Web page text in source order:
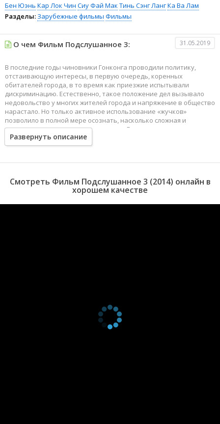
Бен Юэнь Кар Лок Чин Сиу Фай Мак Тинь Сэнг ЛангКа Ва Лам
Разделы: Зарубежные фильмы Фильмы
О чем Фильм Подслушанное 3: 31.05.2019
В последние годы чиновники Гонконга проводили политику,
отстаивающую интересы, в первую очередь, коренных
обитателей города, в то время как приезжие испытывали
дискриминацию. Естественно, такое положение дел вызывало
недовольство у многих жителей города и напряжение в общество
нарастало. Но только активное использование «жучков»
позволило в полной мере осознать, насколько сложная и
взрывоопасная ситуация сложилась в Гонконге.
Развернуть описание
Смотреть Фильм Подслушанное 3 (2014) онлайн в
хорошем качестве